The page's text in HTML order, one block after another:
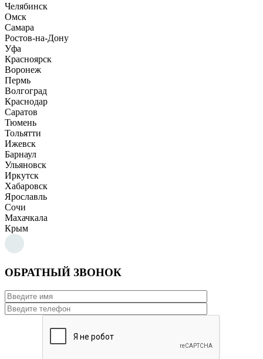
Челябинск
Омск
Самара
Ростов-на-Дону
Уфа
Красноярск
Воронеж
Пермь
Волгоград
Краснодар
Саратов
Тюмень
Тольятти
Ижевск
Барнаул
Ульяновск
Иркутск
Хабаровск
Ярославль
Сочи
Махачкала
Крым
ОБРАТНЫЙ ЗВОНОК